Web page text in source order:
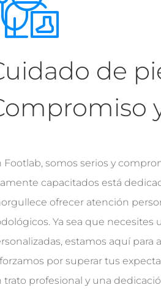
de
Footlab, somos serios y
capacitados está
ofrecer atención
Ya sea que necesites
estamos aquí para
por superar tus
trato profesional y una